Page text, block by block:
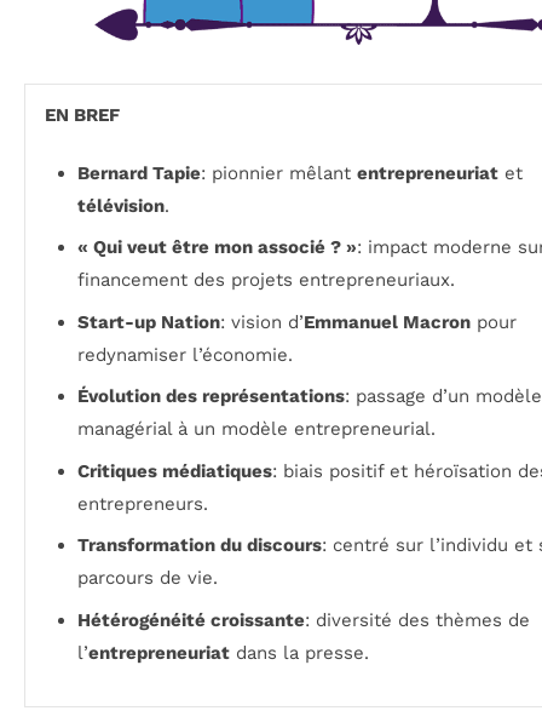
EN BREF
Bernard Tapie: pionnier mêlant entrepreneuriat et
télévision.
« Qui veut être mon associé ? »: impact moderne
financement des projets entrepreneuriaux.
Start-up Nation: vision d’Emmanuel Macron pour
redynamiser l’économie.
Évolution des représentations: passage d’un modèle
managérial à un modèle entrepreneurial.
Critiques médiatiques: biais positif et héroïsation
entrepreneurs.
Transformation du discours: centré sur l’individu et
parcours de vie.
Hétérogénéité croissante: diversité des thèmes de
l’entrepreneuriat dans la presse.